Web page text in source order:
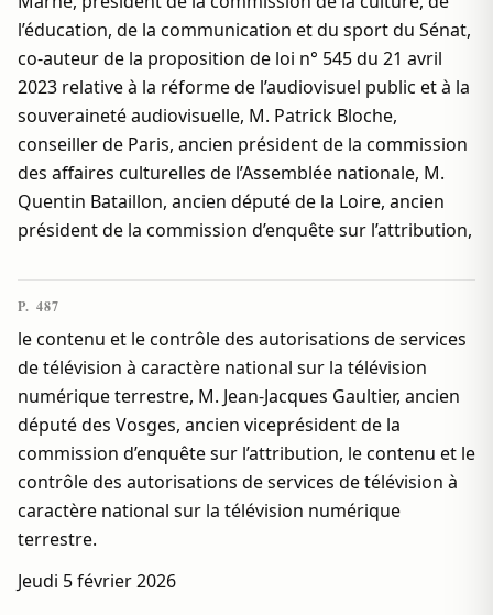
l’éducation, de la communication et du sport du Sénat,
co-auteur de la proposition de loi n° 545 du 21 avril
2023 relative à la réforme de l’audiovisuel public et à la
souveraineté audiovisuelle, M. Patrick Bloche,
conseiller de Paris, ancien président de la commission
des affaires culturelles de l’Assemblée nationale, M.
Quentin Bataillon, ancien député de la Loire, ancien
président de la commission d’enquête sur l’attribution,
P. 487
le contenu et le contrôle des autorisations de services
de télévision à caractère national sur la télévision
numérique terrestre, M. Jean-Jacques Gaultier, ancien
député des Vosges, ancien viceprésident de la
commission d’enquête sur l’attribution, le contenu et le
contrôle des autorisations de services de télévision à
caractère national sur la télévision numérique
terrestre.
Jeudi 5 février 2026